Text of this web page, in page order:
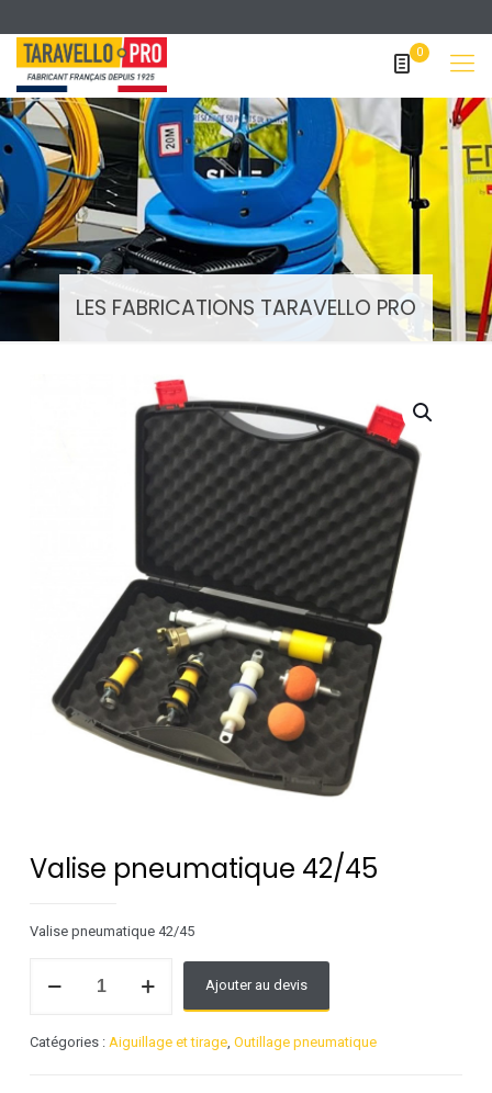
0
LES FABRICATIONS TARAVELLO PRO
Valise pneumatique 42/45
Valise pneumatique 42/45
42/45
Ajouter au devis
Catégories : Aiguillage et tirage, Outillage pneumatique